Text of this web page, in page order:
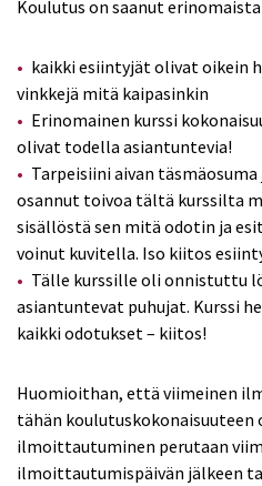
Koulutus on saanut
kaikki esiintyjät olivat oikein
vinkkejä mitä kaipasinkin
Erinomainen kurssi
olivat todella asiantuntevia!
Tarpeisiini aivan
osannut toivoa tältä kurssilta
sisällöstä sen mitä odotin ja
voinut kuvitella. Iso kiitos
Tälle kurssille oli onnistuttu
asiantuntevat puhujat. Kurssi
kaikki odotukset – kiitos!
Huomioithan, että viimeinen
tähän koulutuskokonaisuuteen
ilmoittautuminen perutaan
ilmoittautumispäivän jälkeen